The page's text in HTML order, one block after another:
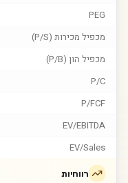
PEG
מכפיל מכירות (P/S)
מכפיל הון (P/B)
P/C
P/FCF
EV/EBITDA
EV/Sales
רווחיות